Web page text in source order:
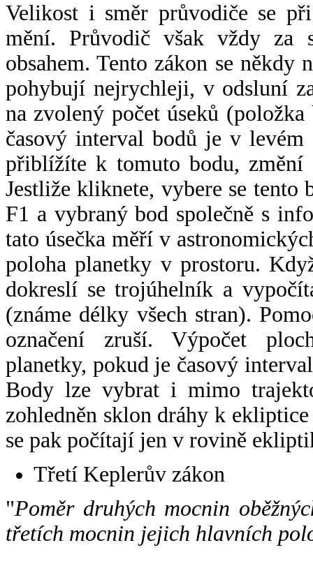
Velikost i směr průvodiče se
mění. Průvodič však vždy za
obsahem. Tento zákon se někdy
pohybují nejrychleji, v odsluní
na zvolený počet úseků
časový interval bodů je v
přiblížíte k tomuto bodu,
Jestliže kliknete, vybere se tento
F1 a vybraný bod společně s
tato úsečka měří v
poloha planetky v prostoru.
dokreslí se trojúhelník a
(známe délky všech stran).
označení zruší. Výpočet
planetky, pokud je časový
Body lze vybrat i mimo
zohledněn sklon dráhy k
se pak počítají jen v rovině
Třetí Keplerův zákon
"Poměr druhých mocnin
třetích mocnin jejich hlavních